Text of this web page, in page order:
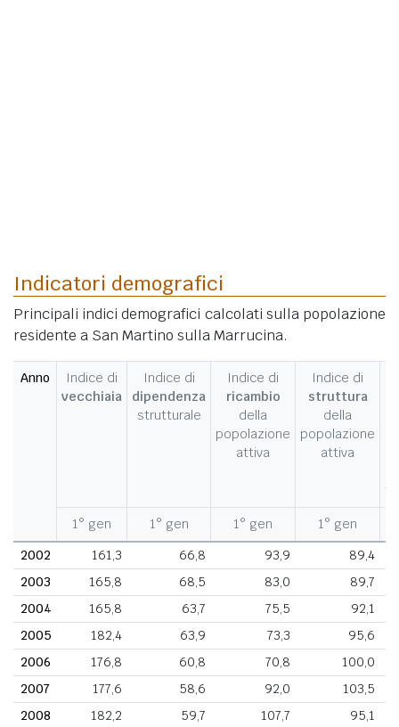
Indicatori demografici
Principali indici demografici calcolati sulla popolazione
residente a San Martino sulla Marrucina.
Anno
Indice di
vecchiaia
Indice di
dipendenza
strutturale
Indice di
ricambio
della
popolazione
attiva
Indice di
struttura
della
popolazione
attiva
1° gen 1° gen 1° gen 1° gen
2002
161,3 66,8 93,9
89,4
2003
165,8 68,5 83,0
89,7
2004
165,8 63,7 75,5
92,1
2005
182,4 63,9 73,3
95,6
2006
176,8 60,8 70,8
100,0
2007
177,6 58,6 92,0
103,5
2008
182,2 59,7 107,7 95,1